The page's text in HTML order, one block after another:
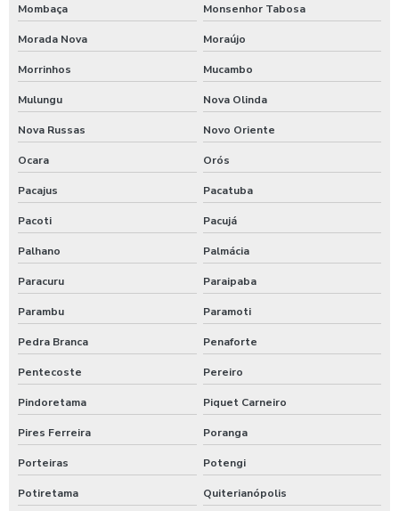
Preço de terraplanagem no ceará
Terraplanagem em pernambuco
Terraplanagem no piauí
Terraplanagem para projetos de grande escala
Mombaça Monsenhor Tabosa
Morada Nova Moraújo
Morrinhos Mucambo
Mulungu Nova Olinda
Nova Russas Novo Oriente
Ocara Orós
Pacajus Pacatuba
Pacoti Pacujá
Palhano Palmácia
Paracuru Paraipaba
Parambu Paramoti
Pedra Branca Penaforte
Pentecoste Pereiro
Pindoretama Piquet Carneiro
Pires Ferreira Poranga
Porteiras Potengi
Potiretama Quiterianópolis